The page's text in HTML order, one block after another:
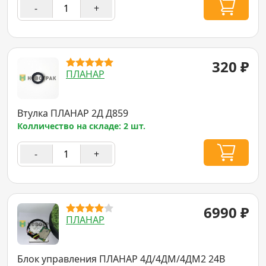
- +
ПЛАНАР 320 ₽
Втулка ПЛАНАР 2Д Д859
Колличество на складе: 2 шт.
- +
ПЛАНАР 6990 ₽
Блок управления ПЛАНАР 4Д/4ДМ/4ДМ2 24В